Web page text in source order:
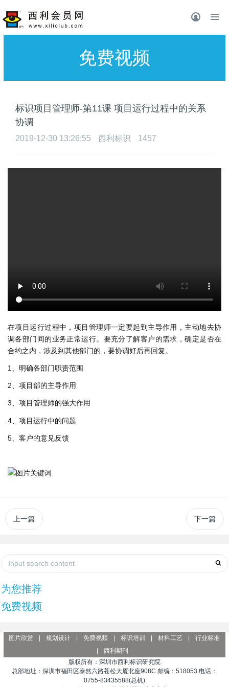
免费视频
标识项目管理师-第11课 项目运行过程中的关系
协调
2019-12-30 13:26:55 西利标识 1457
在项目运行过程中，项目管理师一定要起到主导作用，主动地去协
调各部门间的业务正常运行。要充分了解客户的需求，确定是否在
合约之内，涉及到其他部门的，要协调好后再回复。
1、明确各部门职责范围
2、项目部的主导作用
3、项目管理师的强大作用
4、项目运行中的问题
5、客户的意见反馈
上一篇 下一篇
为您推荐
免费视频
图片欣赏 规划设计 免费视频 标识培训 材料工艺
行业标准
西利期刊
版权所有：深圳市西利标识研究院
总部地址：深圳市福田区泰然六路苍松大厦北座908C 邮编：518053 电话：
0755-83435588(总机)